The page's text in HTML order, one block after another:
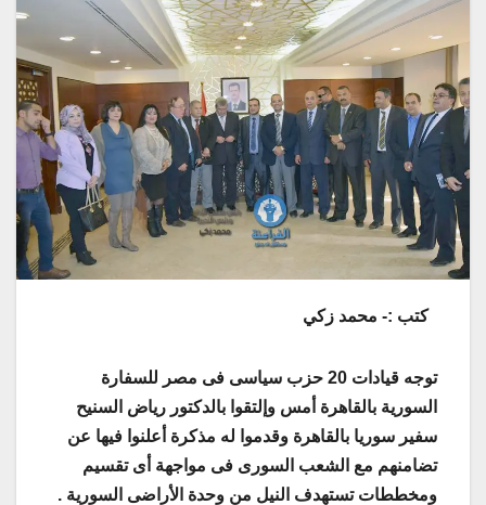
كتب :- محمد زكي
توجه قيادات 20 حزب سياسى فى مصر للسفارة
السورية بالقاهرة أمس وإلتقوا بالدكتور رياض السنيح
سفير سوريا بالقاهرة وقدموا له مذكرة أعلنوا فيها عن
تضامنهم مع الشعب السورى فى مواجهة أى تقسيم
ومخططات تستهدف النيل من وحدة الأراضى السورية .